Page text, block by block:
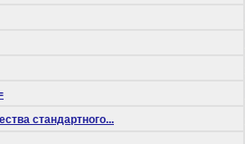
стандартного...